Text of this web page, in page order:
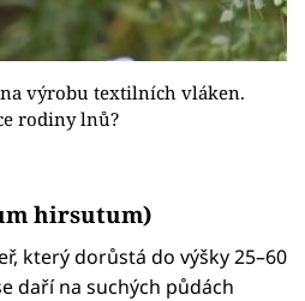
výrobu textilních vláken.
rodiny lnů?
hirsutum)
který dorůstá do výšky 25–60
daří na suchých půdách